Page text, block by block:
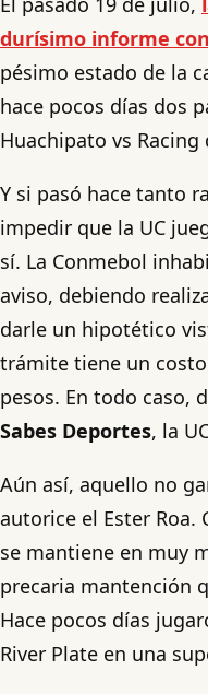
durísimo informe
pésimo estado de la
hace pocos días dos
Huachipato vs
Y si pasó hace tanto
impedir que la UC
sí. La Conmebol
aviso, debiendo
darle un hipotético
trámite tiene un
pesos. En todo caso,
Sabes Deportes, la
Aún así, aquello no
autorice el Ester Roa.
se mantiene en muy
precaria mantención
Hace pocos días
River Plate en una